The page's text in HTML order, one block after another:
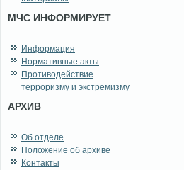
МЧС ИНФОРМИРУЕТ
Информация
Нормативные акты
Противодействие
терроризму и экстремизму
АРХИВ
Об отделе
Положение об архиве
Контакты